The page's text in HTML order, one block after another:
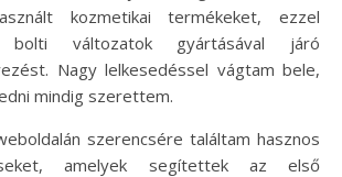
kozmetikai termékeket, ezzel
változatok gyártásával járó
Nagy lelkesedéssel vágtam bele,
mindig szerettem.
szerencsére találtam hasznos
amelyek segítettek az első